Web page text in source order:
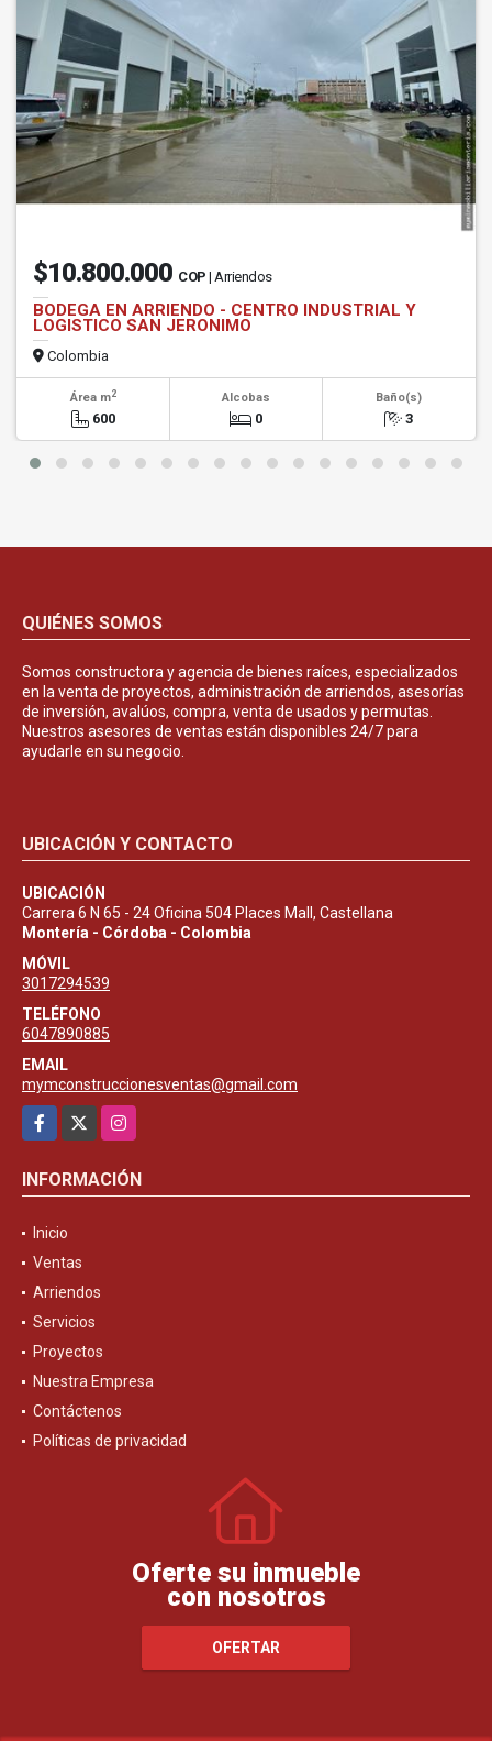
$10.800.000 COP | Arriendos
BODEGA EN ARRIENDO - CENTRO INDUSTRIAL Y
LOGISTICO SAN JERONIMO
Colombia
Área m2
600
Alcobas
0
Baño(s)
3
QUIÉNES SOMOS
Somos constructora y agencia de bienes raíces, especializados
en la venta de proyectos, administración de arriendos, asesorías
de inversión, avalúos, compra, venta de usados y permutas.
Nuestros asesores de ventas están disponibles 24/7 para
ayudarle en su negocio.
UBICACIÓN Y CONTACTO
UBICACIÓN
Carrera 6 N 65 - 24 Oficina 504 Places Mall, Castellana
Montería - Córdoba - Colombia
MÓVIL
3017294539
TELÉFONO
6047890885
EMAIL
mymconstruccionesventas@gmail.com
Facebook
Instagram
INFORMACIÓN
Inicio
Ventas
Arriendos
Servicios
Proyectos
Nuestra Empresa
Contáctenos
Políticas de privacidad
Oferte su inmueble
con nosotros
OFERTAR